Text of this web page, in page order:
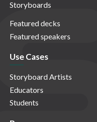
Storyboards
Featured decks
Featured speakers
Use Cases
Storyboard Artists
Educators
Students